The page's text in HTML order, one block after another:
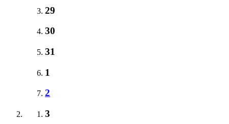
29
30
31
1
2
3